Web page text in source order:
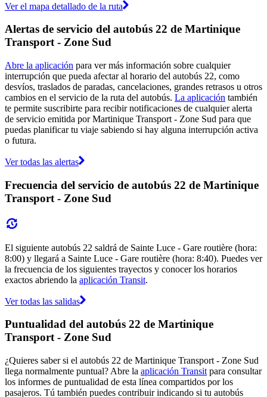
Ver el mapa detallado de la ruta
Alertas de servicio del autobús 22 de Martinique
Transport - Zone Sud
Abre la aplicación para ver más información sobre cualquier
interrupción que pueda afectar al horario del autobús 22, como
desvíos, traslados de paradas, cancelaciones, grandes retrasos u otros
cambios en el servicio de la ruta del autobús. La aplicación también
te permite suscribirte para recibir notificaciones de cualquier alerta
de servicio emitida por Martinique Transport - Zone Sud para que
puedas planificar tu viaje sabiendo si hay alguna interrupción activa
o futura.
Ver todas las alertas
Frecuencia del servicio de autobús 22 de Martinique
Transport - Zone Sud
El siguiente autobús 22 saldrá de Sainte Luce - Gare routière (hora:
8:00) y llegará a Sainte Luce - Gare routière (hora: 8:40). Puedes ver
la frecuencia de los siguientes trayectos y conocer los horarios
exactos abriendo la aplicación Transit.
Ver todas las salidas
Puntualidad del autobús 22 de Martinique
Transport - Zone Sud
¿Quieres saber si el autobús 22 de Martinique Transport - Zone Sud
llega normalmente puntual? Abre la aplicación Transit para consultar
los informes de puntualidad de esta línea compartidos por los
pasajeros. Tú también puedes contribuir indicando si tu autobús